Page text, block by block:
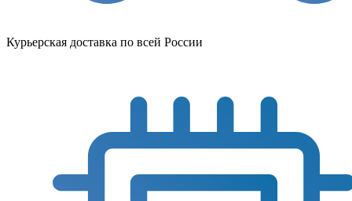
Курьерская доставка по всей России